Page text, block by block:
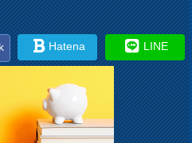
Hatena LINE